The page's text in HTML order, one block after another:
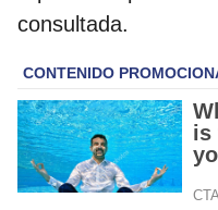
consultada.